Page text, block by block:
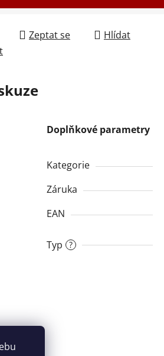
Zeptat se
Hlídat
Doplňkové parametry
Kategorie
Záruka
EAN
?
Typ